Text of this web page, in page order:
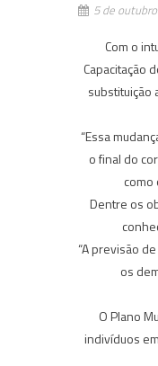
5 de
Com o
Capacitação
substituição
“Essa
o final do
como
Dentre os
“A previsão
os
O Plano
indivíduos